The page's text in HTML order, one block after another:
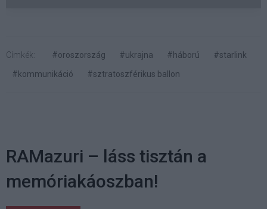
Címkék: #oroszország #ukrajna #háború
#starlink
#kommunikáció
#sztratoszférikus ballon
RAMazuri – láss tisztán a
memóriakáoszban!